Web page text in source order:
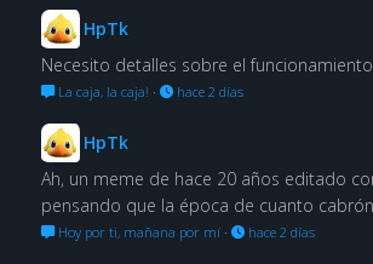
HpTk
Necesito detalles sobre el
La caja, la caja! · hace 2 días
HpTk
Ah, un meme de hace 20 años editado
pensando que la época de cuanto
Hoy por ti, mañana por mí· hace 2 días